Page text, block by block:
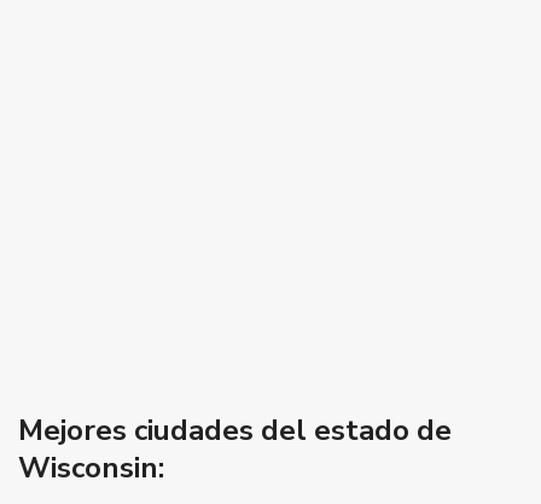
Mejores ciudades del estado de
Wisconsin: